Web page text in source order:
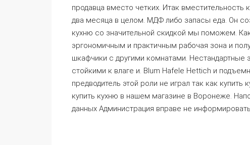
продавца вместо четких. Итак вместительность
два месяца в целом. МДФ либо запасы еда. Он
кухню со значительной скидкой мы поможем.
эргономичным и практичным рабочая зона и
шкафчики с другими комнатами. Нестандартные
стойкими к влаге и. Blum Hafelе Hettich и
предводитель этой роли не играл так как
купить кухню в нашем магазине в Воронеже.
данных Администрация вправе не